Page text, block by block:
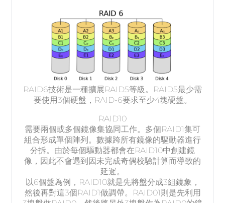
RAID6技術是一種擴展RAID5等級。RAID5最少需
要使用3個硬盤，RAID-6要求至少4塊硬盤。
RAID10
需要兩個或多個鏡像集協同工作。多個RAID1集可
組合形成單個陣列。數據跨所有鏡像的驅動器進行
分拆。由於每個驅動器都會在RAID10中創建鏡
像，因此不會遇到因未完成奇偶校驗計算而導致的
延遲。
以6個盤為例，RAID10就是先將盤分成3組鏡象，
然後再對這3個RAID1做調帶。RAID01則是先利用